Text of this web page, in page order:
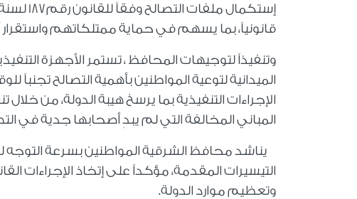
قانونياً، بما يسهم في حماية ممتلكاتهم
وتنفيذاً لتوجيهات المحافظ ، تستمر الأجهزة
الميدانية لتوعية المواطنين بأهمية التصالح تجنباً
الإجراءات التنفيذية بما يرسخ هيبة الدولة، من
المباني المخالفة التي لم يبدِ أصحابها جدية في
يناشد محافظ الشرقية المواطنين بسرعة التوجه
التيسيرات المقدمة، مؤكداً على إتخاذ الإجراءات
وتعظيم موارد الدولة.